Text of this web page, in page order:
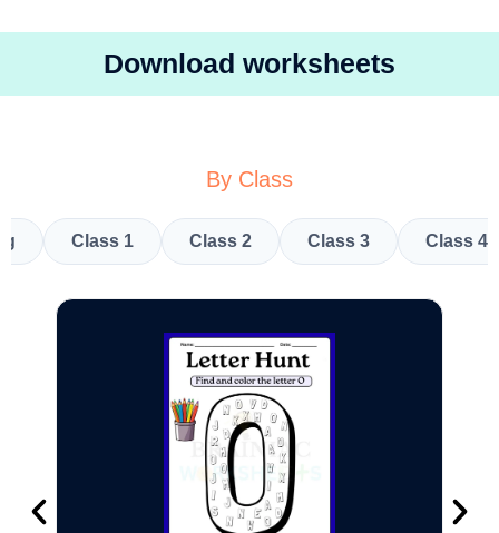
Download worksheets
By Class
Class 1 Class 2 Class 3 Class 4